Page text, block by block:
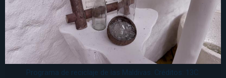
Programa de reciclaje de las Maldivas. Créditos: 13C.